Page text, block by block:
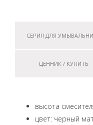
СЕРИЯ ДЛЯ
ЦЕННИК / КУПИТЬ
высота
цвет: черный